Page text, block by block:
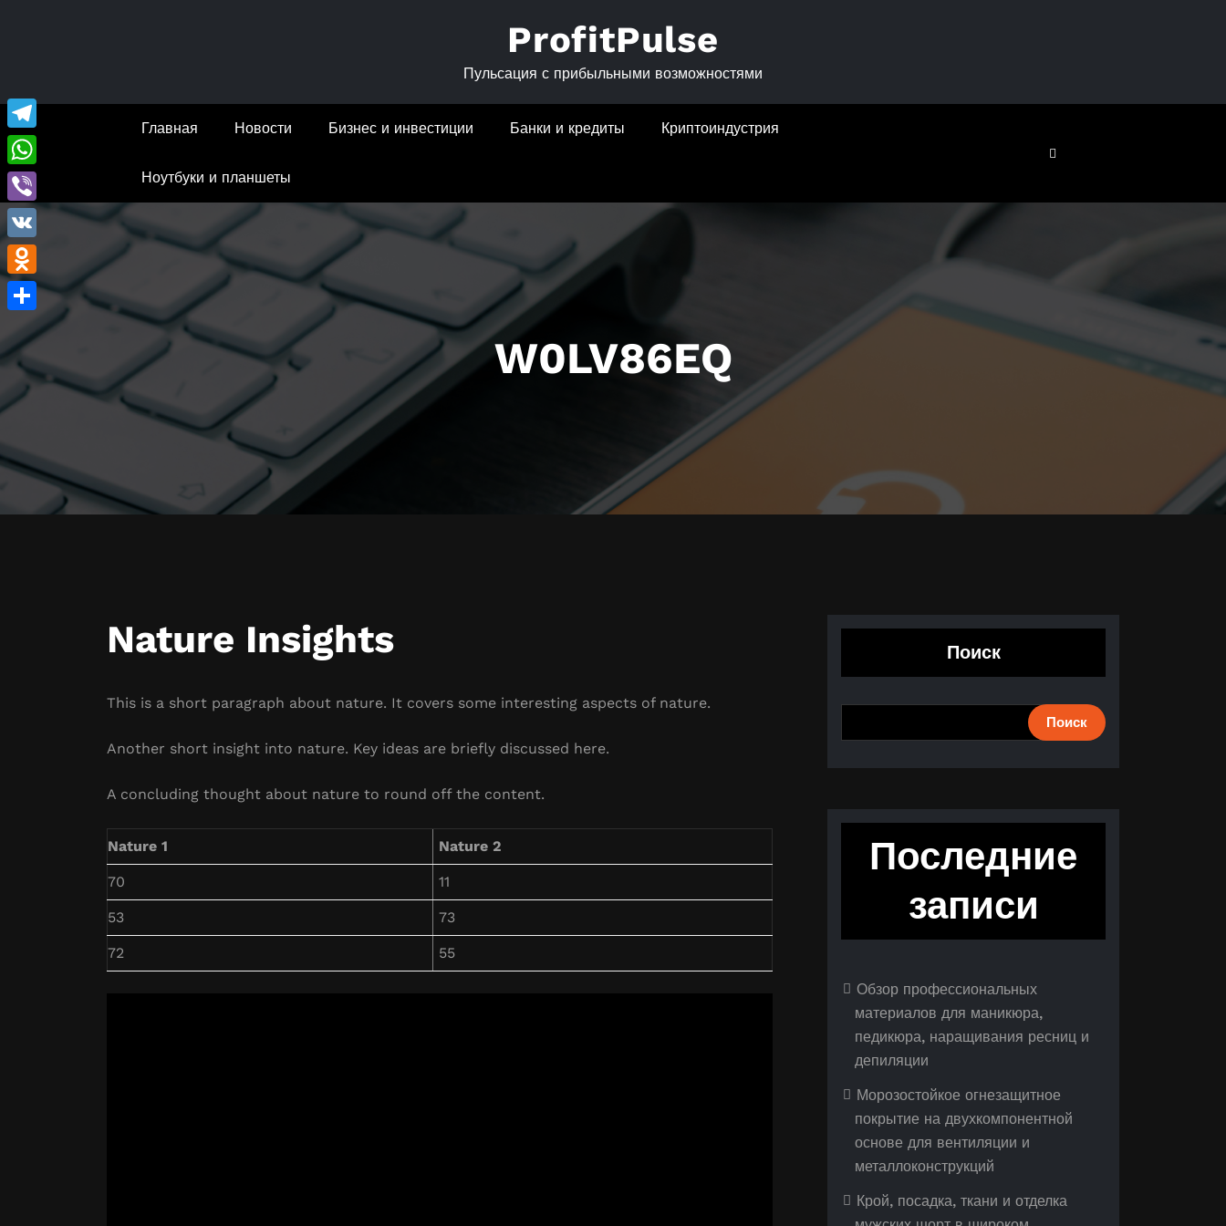
ProfitPulse
Пульсация с прибыльными возможностями
Главная Новости Бизнес и инвестиции Банки и кредиты Криптоиндустрия
Ноутбуки и планшеты
W0LV86EQ
Nature Insights
This is a short paragraph about nature. It covers some interesting aspects of nature.
Another short insight into nature. Key ideas are briefly discussed here.
A concluding thought about nature to round off the content.
Nature 1 Nature 2
70 11
53 73
72 55
Поиск
Поиск
Последние
записи
Обзор профессиональных
материалов для маникюра,
педикюра, наращивания ресниц и
депиляции
Морозостойкое огнезащитное
покрытие на двухкомпонентной
основе для вентиляции и
металлоконструкций
Крой, посадка, ткани и отделка
Telegram
WhatsApp
Viber
VK
Odnoklassniki
Отправить